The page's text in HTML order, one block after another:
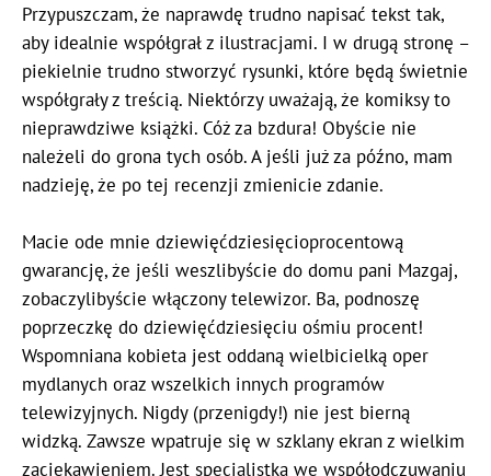
Przypuszczam, że naprawdę trudno napisać tekst tak,
aby idealnie współgrał z ilustracjami. I w drugą stronę –
piekielnie trudno stworzyć rysunki, które będą świetnie
współgrały z treścią. Niektórzy uważają, że komiksy to
nieprawdziwe książki. Cóż za bzdura! Obyście nie
należeli do grona tych osób. A jeśli już za późno, mam
nadzieję, że po tej recenzji zmienicie zdanie.
Macie ode mnie dziewięćdziesięcioprocentową
gwarancję, że jeśli weszlibyście do domu pani Mazgaj,
zobaczylibyście włączony telewizor. Ba, podnoszę
poprzeczkę do dziewięćdziesięciu ośmiu procent!
Wspomniana kobieta jest oddaną wielbicielką oper
mydlanych oraz wszelkich innych programów
telewizyjnych. Nigdy (przenigdy!) nie jest bierną
widzką. Zawsze wpatruje się w szklany ekran z wielkim
zaciekawieniem. Jest specjalistką we współodczuwaniu